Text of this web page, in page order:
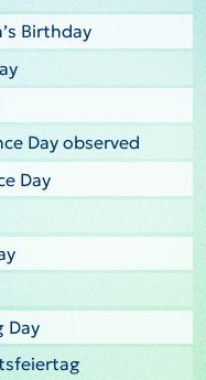
Birthday
Day observed
Day
Day